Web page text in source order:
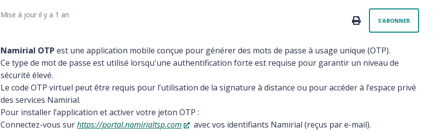
Mise à jouril y a 1 an PRINTS’ABONNER
Namirial OTP est une application mobile conçue pour générer des mots de passe à usage unique (OTP).
Ce type de mot de passe est utilisé lorsqu'une authentification forte est requise pour garantir un niveau de
sécurité élevé.
Le code OTP virtuel peut être requis pour l’utilisation de la signature à distance ou pour accéder à l’espace privé
des services Namirial.
Pour installer l’application et activer votre jeton OTP :
Connectez-vous surhttps://portal.namirialtsp.com avec vos identifiants Namirial (reçus par e-mail).